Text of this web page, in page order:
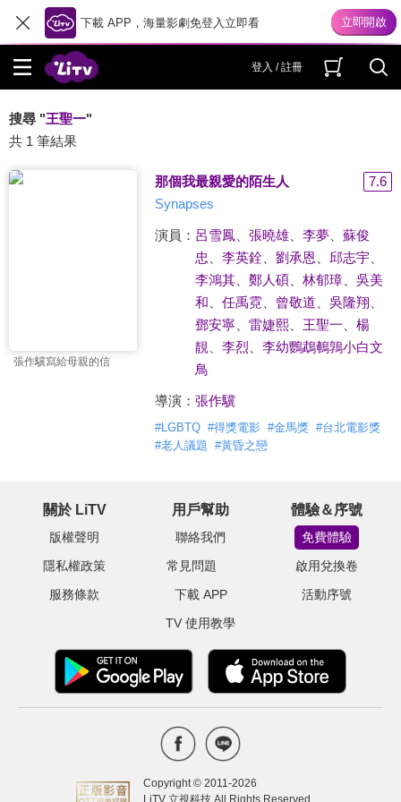
下載 APP，海量影劇免登入立即看
登入 / 註冊
搜尋 "王聖一"
共 1 筆結果
張作驥寫給母親的信
那個我最親愛的陌生人
7.6
Synapses
演員： 呂雪鳳、 張曉雄、 李夢、 蘇俊
忠
李英銓、 劉承恩 邱志宇、
李鴻其、 鄭人碩、 林郁璋、 吳美
和
任禹霓、 曾敬道 吳隆翔
鄧安寧、 雷婕熙、 王聖一
楊
靚
李烈
李幼鸚鵡鵪鶉小白文
鳥
導演： 張作驥
#LGBTQ #得獎電影 #金馬獎 #台北電影獎
#老人議題 #黃昏之戀
關於 LiTV
版權聲明
隱私權政策
服務條款
用戶幫助
聯絡我們
常見問題
下載 APP
TV 使用教學
體驗＆序號
免費體驗
啟用兌換卷
活動序號
Copyright © 2011-2026
LiTV 立視科技 All Rights Reserved.